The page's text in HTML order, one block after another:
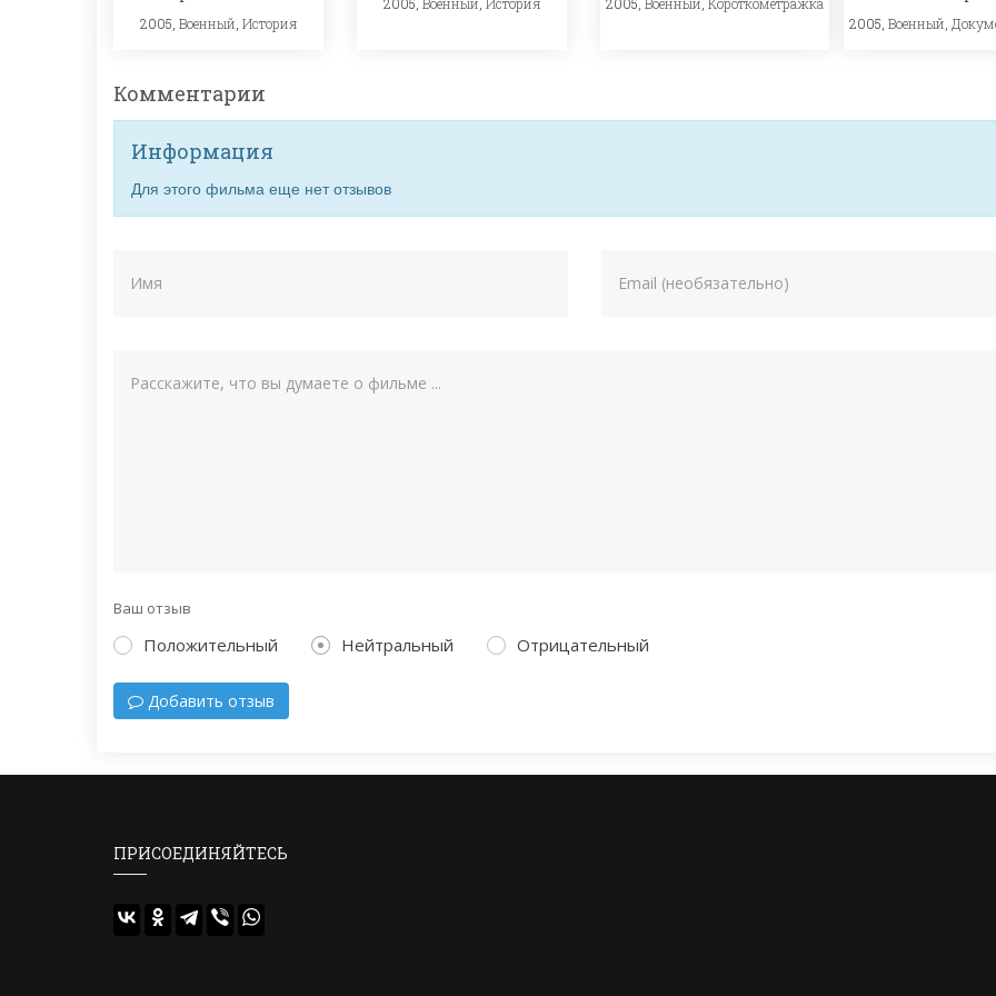
2005, Военный История
2005, Военный, Короткометражка
2005, Военный,
Комментарии
Информация
Для этого фильма еще нет отзывов
Ваш отзыв
Положительный Нейтральный Отрицательный
Добавить отзыв
ПРИСОЕДИНЯЙТЕСЬ